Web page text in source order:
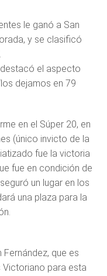
le ganó a San
y se clasificó
el aspecto
dejamos en 79
en el Súper 20, en
(único invicto de la
fue la victoria
fue en condición de
un lugar en los
una plaza para la
que es
Victoriano para esta